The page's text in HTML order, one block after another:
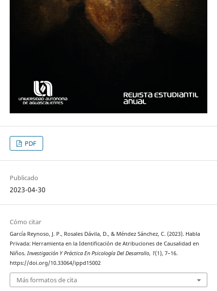
PDF
Publicado
2023-04-30
Cómo citar
García Reynoso, J. P., Rosales Dávila, D., & Méndez Sánchez, C. (2023). Habla
Privada: Herramienta en la Identificación de Atribuciones de Causalidad en
Niños. Investigación Y Práctica En Psicología Del Desarrollo, 1(1), 7–16.
https://doi.org/10.33064/ippd15002
Más formatos de cita